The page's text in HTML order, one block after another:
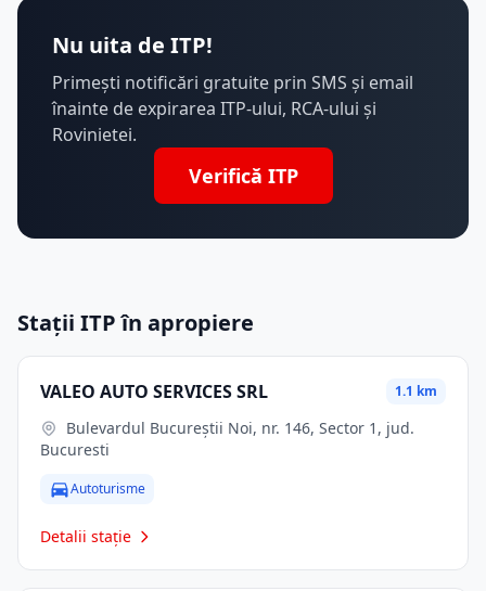
Nu uita de ITP!
Primești notificări gratuite prin SMS și email
înainte de expirarea ITP-ului, RCA-ului și
Rovinietei.
Verifică ITP
Stații ITP în apropiere
VALEO AUTO SERVICES SRL 1.1 km
Bucuresti
Autoturisme
Detalii stație